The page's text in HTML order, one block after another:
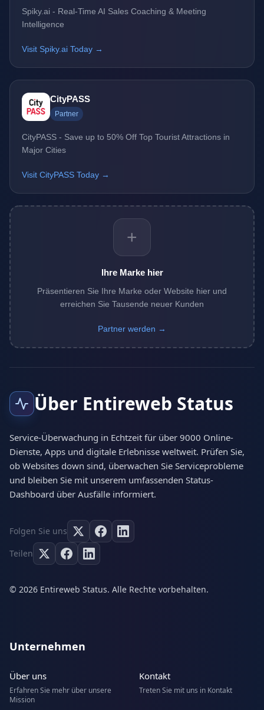
Spiky.ai - Real-Time AI Sales Coaching & Meeting
Intelligence
Visit Spiky.ai Today →
CityPASS
Partner
CityPASS - Save up to 50% Off Top Tourist Attractions in
Major Cities
Visit CityPASS Today →
+
Ihre Marke hier
Präsentieren Sie Ihre Marke oder Website hier und
erreichen Sie Tausende neuer Kunden
Partner werden →
Über Entireweb Status
Service-Überwachung in Echtzeit für über 9000 Online-
Dienste, Apps und digitale Erlebnisse weltweit. Prüfen Sie,
ob Websites down sind, überwachen Sie Serviceprobleme
und bleiben Sie mit unserem umfassenden Status-
Dashboard über Ausfälle informiert.
Folgen Sie uns
Teilen
© 2026 Entireweb Status. Alle Rechte vorbehalten.
Unternehmen
Über uns
Erfahren Sie mehr über unsere
Mission
Kontakt
Treten Sie mit uns in Kontakt